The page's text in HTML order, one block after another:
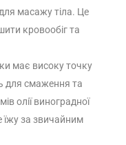
масажу тіла. Це
кровообіг та
має високу точку
для смаження та
олії виноградної
їжу за звичайним